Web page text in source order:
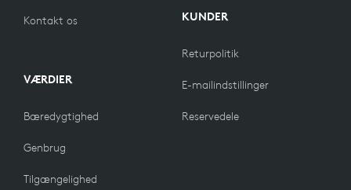
Kontakt os
VÆRDIER
Bæredygtighed
Genbrug
Tilgængelighed
KUNDER
Returpolitik
E-mailindstillinger
Reservedele